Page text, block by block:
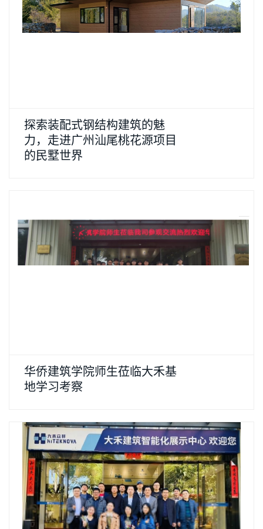
探索装配式钢结构建筑的魅
力，走进广州汕尾桃花源项目
的民墅世界
华侨建筑学院师生莅临大禾基
地学习考察